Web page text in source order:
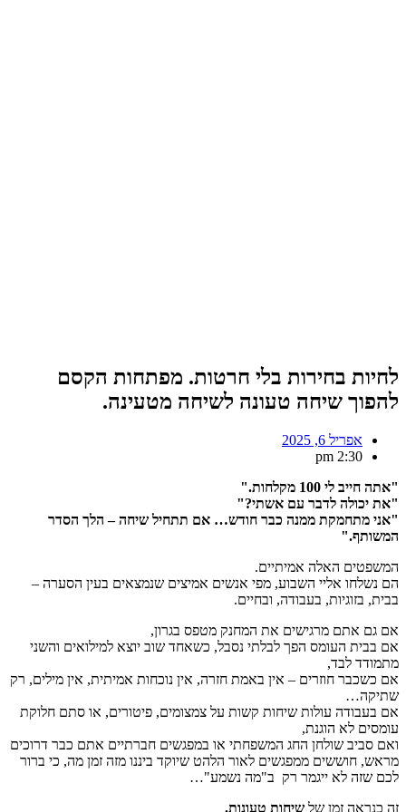
לחיות בחירות בלי חרטות. מפתחות הקסם
להפוך שיחה טעונה לשיחה מטעינה.
אפריל 6, 2025
2:30 pm
"אתה חייב לי 100 מקלחות
."
"את יכולה לדבר עם אשתי?"
"אני מתחמקת ממנה כבר חודש… אם תתחיל שיחה – הלך הסדר
המשותף."
המשפטים האלה אמיתיים.
הם נשלחו אליי השבוע, מפי אנשים אמיצים שנמצאים בעין הסערה –
בבית, בזוגיות, בעבודה, ובחיים.
אם גם אתם מרגישים את המחנק מטפס בגרון,
אם בבית העומס הפך לבלתי נסבל, כשאחד שוב יוצא למילואים והשני
מתמודד לבד,
אם כשכבר חוזרים – אין באמת חזרה, אין נוכחות אמיתית, אין מילים, רק
שתיקה…
אם בעבודה עולות שיחות קשות על צמצומים, פיטורים, או סתם חלוקת
עומסים לא הוגנת,
ואם סביב שולחן החג המשפחתי או במפגשים חברתיים אתם כבר דרוכים
מראש, חוששים ממפגשים לאור הלהט שיוקד ביננו מזה זמן מה, כי ברור
לכם שזה לא ייגמר רק ב"מה נשמע"…
זה כנראה זמן של שיחות טעונות.